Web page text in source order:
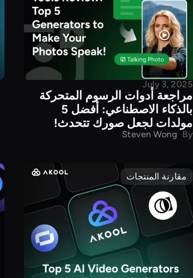
July 3, 2025
مراجعة أدوات الرسوم المتحركة
بالذكاء الاصطناعي: أفضل 5
مولدات لجعل صورك تتحدث!
By
Steven Wong
مقارنة المنتجات